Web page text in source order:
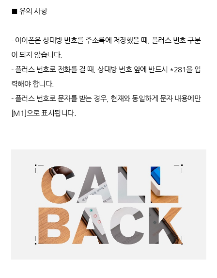
■ 유의 사항
- 아이폰은 상대방 번호를 주소록에 저장했을 때, 플러스 번호 구분
이 되지 않습니다.
- 플러스 번호로 전화를 걸 때, 상대방 번호 앞에 반드시 *281을 입
력해야 합니다.
- 플러스 번호로 문자를 받는 경우, 현재와 동일하게 문자 내용에만
[M1]으로 표시됩니다.